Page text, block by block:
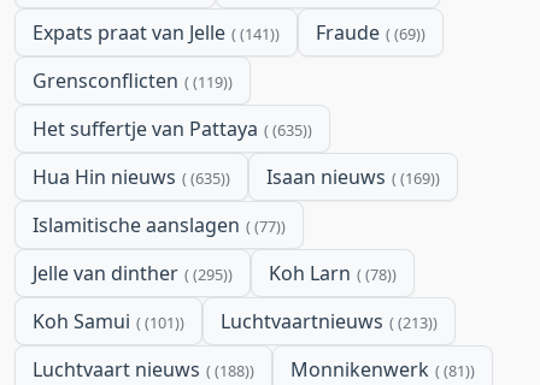
Expats praat van Jelle (141) Fraude (69)
Grensconflicten (119)
Het suffertje van Pattaya (635)
Hua Hin nieuws (635) Isaan nieuws (169)
Islamitische aanslagen (77)
Jelle van dinther (295) Koh Larn (78)
Koh Samui (101) Luchtvaartnieuws (213)
Luchtvaart nieuws (188) Monnikenwerk (81)